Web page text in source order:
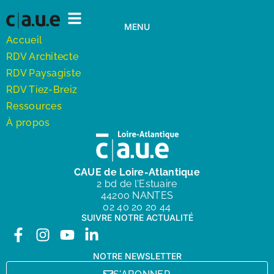
CAUE de Loire-Atlantique
2 bd de l'Estuaire
44200 NANTES
02 40 20 20 44
MENU
Accueil
RDV Architecte
RDV Paysagiste
RDV Tiez-Breiz
Ressources
À propos
SUIVRE NOTRE ACTUALITÉ
NOTRE NEWSLETTER